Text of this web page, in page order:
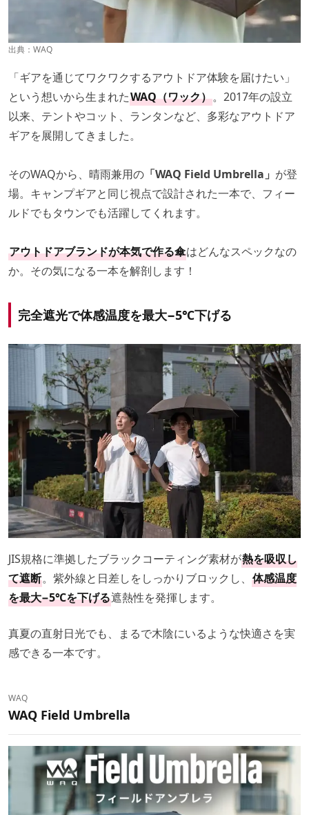
出典： WAQ
「ギアを通じてワクワクするアウトドア体験を届けたい」
という想いから生まれたWAQ（ワック）。2017年の設立
以来、テントやコット、ランタンなど、多彩なアウトドア
ギアを展開してきました。
そのWAQから、晴雨兼用の 「WAQ Field Umbrella」 が登
場。キャンプギアと同じ視点で設計された一本で、フィー
ルドでもタウンでも活躍してくれます。
アウトドアブランドが本気で作る傘はどんなスペックなの
か。その気になる一本を解剖します！
完全遮光で体感温度を最大−5℃下げる
JIS規格に準拠したブラックコーティング素材が熱を吸収し
て遮断。紫外線と日差しをしっかりブロックし、 体感温度
を最大−5℃を下げる遮熱性を発揮します。
真夏の直射日光でも、まるで木陰にいるような快適さを実
感できる一本です。
WAQ
WAQ Field Umbrella